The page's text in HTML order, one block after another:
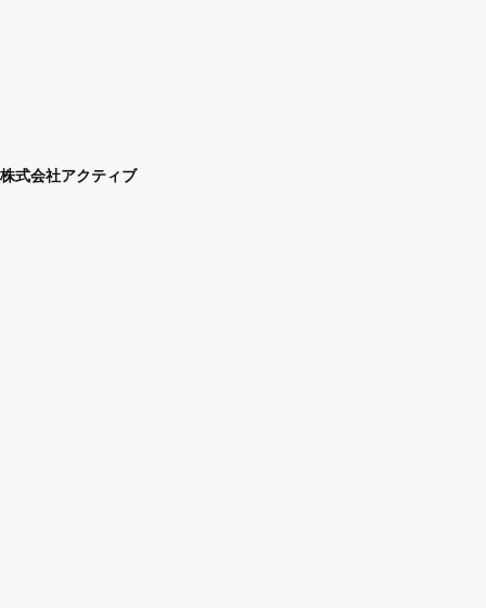
株式会社アクティブ